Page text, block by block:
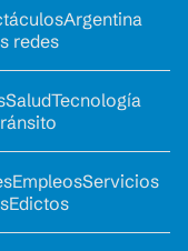
Argentina
redes
SaludTecnología
EmpleosServicios
Edictos